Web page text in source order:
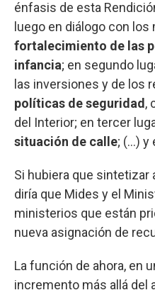
énfasis de esta
luego en diálogo con los
fortalecimiento de las
infancia; en segundo
las inversiones y de los
políticas de seguridad ,
del Interior; en tercer
situación de calle; (...)
Si hubiera que sintetizar
diría que Mides y el
ministerios que están
nueva asignación de
La función de ahora, en
incremento más allá del